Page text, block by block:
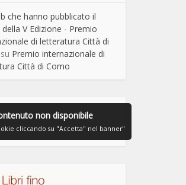
che hanno pubblicato il
V Edizione - Premio
di letteratura Città di
su Premio internazionale di
Città di Como
non disponibile
cliccando su "Accetta" nel banner"